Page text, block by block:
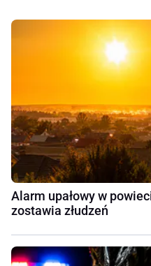
Alarm upałowy w
zostawia złudzeń